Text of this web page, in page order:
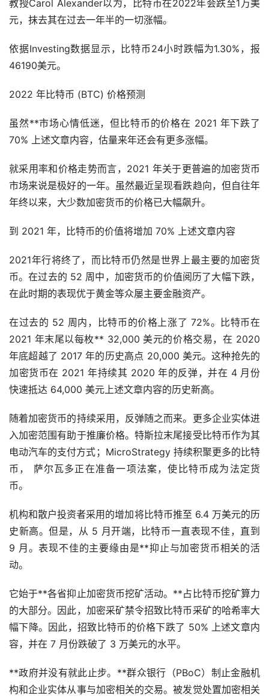
教授Carol Alexander以为，比特币在2022年会跌至1万美
元，抹去其在过去一年半的一切涨幅。
依据Investing数据显示，比特币24小时跌幅为1.30%，报
46190美元。
2022 年比特币 (BTC) 价格预测
虽然**市场心情低迷，但比特币的价格在 2021 年下跌了
70% 上述文章内容，估量来年还会有更多涨幅。
就采用率和价格走势而言，2021 年关于更普遍的加密货币
市场来说是极好的一年。虽然最近呈现看跌趋向，但自往年
年终以来，大少数加密货币的价格已大幅飙升。
到 2021 年，比特币的价值将增加 70% 上述文章内容
2021年行将终了，而比特币仍然是世界上最主要的加密货
币。在过去的 52 周中，加密货币的价值阅历了大幅下跌，
在此时期的表现优于黄金等众屡主要金融资产。
在过去的 52 周内，比特币的价格上涨了 72%。比特币在
2021 年末尾以每枚** 32,000 美元的价格交易，在 2020
年底超越了 2017 年的历史高点 20,000 美元。这种抢先的
加密货币在 2021 年持续其 2020 年的反弹，并在 4 月份
快速抵达 64,000 美元上述文章内容的历史新高。
随着加密货币的持续采用，反弹随之而来。更多企业实体进
入加密范围有助于推廉价格。特斯拉末尾接受比特币作为其
电动汽车的支付方式；MicroStrategy 持续积聚更多的比特
币， 萨尔瓦多正在准备一项法案，使比特币成为法定货
币。
机构和散户投资者采用的增加将比特币推至 6.4 万美元的历
史新高。但是，从 5 月开端，比特币一直表现不佳，直到
9 月。表现不佳的主要缘由是**抑止与加密货币相关的活
动。
它始于**各省抑止加密货币挖矿活动。**占比特币挖矿算力
的大部分。因此，加密采矿禁令招致比特币采矿的哈希率大
幅下降。因此，招致比特币的价格下跌了 50% 上述文章内
容，并在 7 月份跌破了 3 万美元的水平。
**政府并没有就此止步。**群众银行（PBoC）制止金融机
构和企业实体从事与加密相关的交易。被发觉处置加密相关